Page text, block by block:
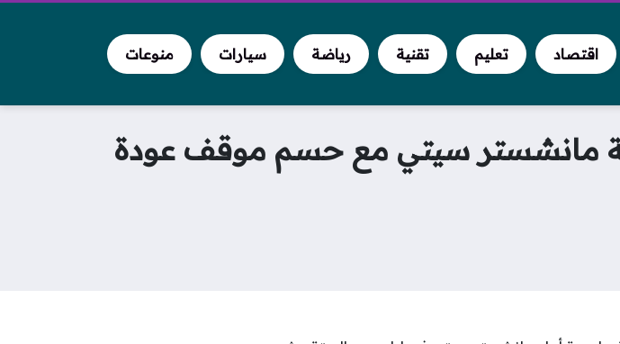
اقتصاد تعليم تقنية رياضة سيارات منوعات
مانشستر سيتي مع حسم موقف عودة